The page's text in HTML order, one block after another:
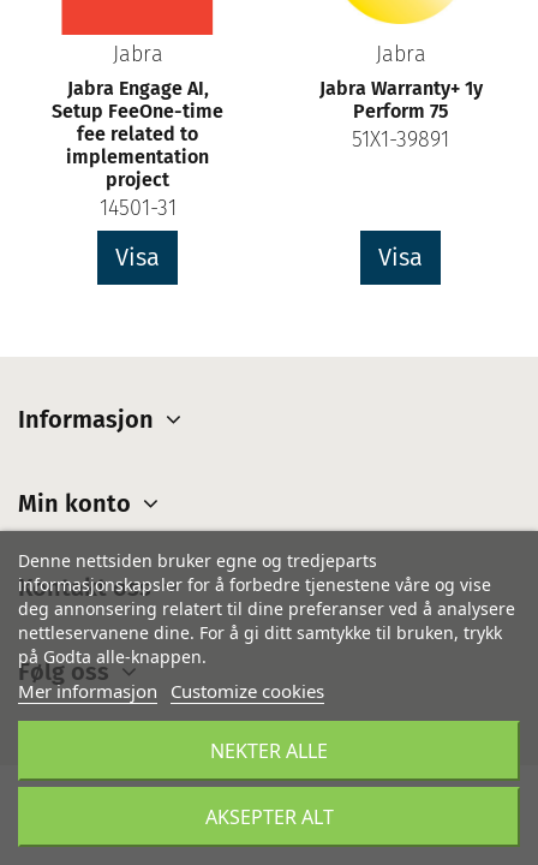
Jabra
Jabra Engage AI,
Setup FeeOne-time
fee related to
implementation
project
14501-31
Visa
Jabra
Jabra Warranty+ 1y
Perform 75
51X1-39891
Visa
Informasjon
Min konto
Kontakt oss
Denne nettsiden bruker egne og tredjeparts
informasjonskapsler for å forbedre tjenestene våre og vise
deg annonsering relatert til dine preferanser ved å analysere
nettleservanene dine. For å gi ditt samtykke til bruken, trykk
på Godta alle-knappen.
Mer informasjon Customize cookies
NEKTER ALLE
AKSEPTER ALT
Følg oss
Powered byAppli